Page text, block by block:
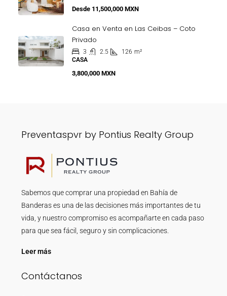
Desde 11,500,000 MXN
Casa en Venta en Las Ceibas – Coto
Privado
3 2.5 126 m²
CASA
3,800,000 MXN
Preventaspvr by Pontius Realty Group
Sabemos que comprar una propiedad en Bahía de
Banderas es una de las decisiones más importantes de tu
vida, y nuestro compromiso es acompañarte en cada paso
para que sea fácil, seguro y sin complicaciones.
Leer más
Contáctanos